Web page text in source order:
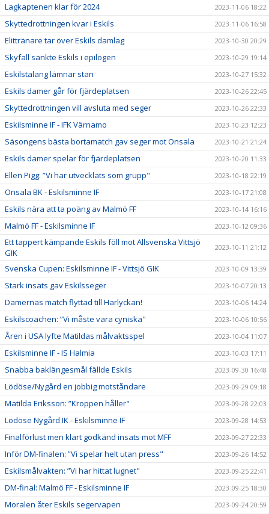
Lagkaptenen klar för 2024 2023-11-06 18:22
Skyttedrottningen kvar i Eskils 2023-11-06 16:58
Elittränare tar över Eskils damlag 2023-10-30 20:29
Skyfall sänkte Eskils i epilogen 2023-10-29 19:14
Eskilstalang lämnar stan 2023-10-27 15:32
Eskils damer går för fjärdeplatsen 2023-10-26 22:45
Skyttedrottningen vill avsluta med seger 2023-10-26 22:33
Eskilsminne IF - IFK Värnamo 2023-10-23 12:23
Säsongens bästa bortamatch gav seger mot Onsala 2023-10-21 21:24
Eskils damer spelar för fjärdeplatsen 2023-10-20 11:33
Ellen Pigg: ”Vi har utvecklats som grupp" 2023-10-18 22:19
Onsala BK - Eskilsminne IF 2023-10-17 21:08
Eskils nära att ta poäng av Malmö FF 2023-10-14 16:16
Malmö FF - Eskilsminne IF 2023-10-12 09:36
Ett tappert kämpande Eskils föll mot Allsvenska Vittsjö
GIK
2023-10-11 21:12
Svenska Cupen: Eskilsminne IF - Vittsjö GIK 2023-10-09 13:39
Stark insats gav Eskilsseger 2023-10-07 20:13
Damernas match flyttad till Harlyckan! 2023-10-06 14:24
Eskilscoachen: ”Vi måste vara cyniska" 2023-10-06 10:56
Åren i USA lyfte Matildas målvaktsspel 2023-10-04 11:07
Eskilsminne IF - IS Halmia 2023-10-03 17:11
Snabba baklängesmål fällde Eskils 2023-09-30 16:48
Lödöse/Nygård en jobbig motståndare 2023-09-29 09:18
Matilda Eriksson: ”Kroppen håller" 2023-09-28 22:03
Lödöse Nygård IK - Eskilsminne IF 2023-09-28 14:53
Finalförlust men klart godkänd insats mot MFF 2023-09-27 22:33
Inför DM-finalen: ”Vi spelar helt utan press" 2023-09-26 14:52
Eskilsmålvakten: ”Vi har hittat lugnet" 2023-09-25 22:41
DM-final: Malmö FF - Eskilsminne IF 2023-09-25 18:30
Moralen åter Eskils segervapen 2023-09-24 20:59